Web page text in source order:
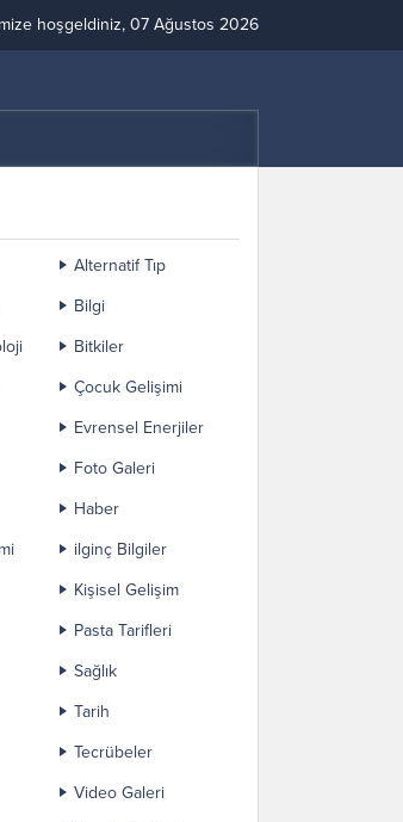
hoşgeldiniz, 07 Ağustos 2026
Alternatif Tıp
Bilgi
Bitkiler
Çocuk Gelişimi
Evrensel Enerjiler
Foto Galeri
Haber
ilginç Bilgiler
Kişisel Gelişim
Pasta Tarifleri
Sağlık
Tarih
Tecrübeler
Video Galeri